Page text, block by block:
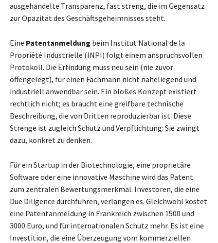
ausgehandelte Transparenz, fast streng, die im Gegensatz
zur Opazität des Geschäftsgeheimnisses steht.
Eine Patentanmeldung beim Institut National de la
Propriété Industrielle (INPI) folgt einem anspruchsvollen
Protokoll. Die Erfindung muss neu sein (nie zuvor
offengelegt), für einen Fachmann nicht naheliegend und
industriell anwendbar sein. Ein bloßes Konzept existiert
rechtlich nicht; es braucht eine greifbare technische
Beschreibung, die von Dritten reproduzierbar ist. Diese
Strenge ist zugleich Schutz und Verpflichtung: Sie zwingt
dazu, konkret zu denken.
Für ein Startup in der Biotechnologie, eine proprietäre
Software oder eine innovative Maschine wird das Patent
zum zentralen Bewertungsmerkmal. Investoren, die eine
Due Diligence durchführen, verlangen es. Gleichwohl kostet
eine Patentanmeldung in Frankreich zwischen 1500 und
3000 Euro, und für internationalen Schutz mehr. Es ist eine
Investition, die eine Überzeugung vom kommerziellen